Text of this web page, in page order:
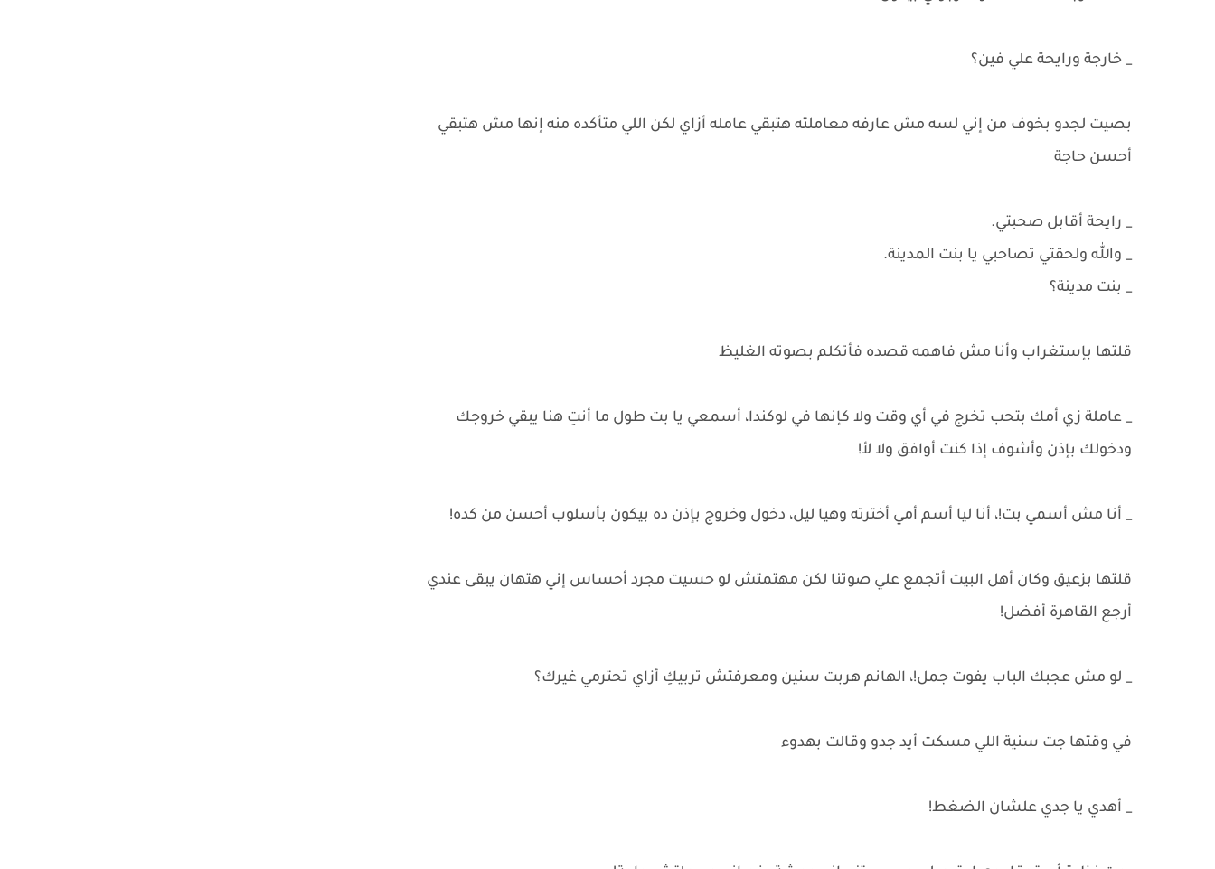
_ خارجة ورايحة علي فين؟
بصيت لجدو بخوف من إني لسه مش عارفه معاملته هتبقي عامله أزاي لكن اللي متأكده منه إنها مش هتبقي
أحسن حاجة
_ رايحة أقابل صحبتي.
_ والله ولحقتي تصاحبي يا بنت المدينة.
_ بنت مدينة؟
قلتها بإستغراب وأنا مش فاهمه قصده فأتكلم بصوته الغليظ
_ عاملة زي أمك بتحب تخرج في أي وقت ولا كإنها في لوكندا، أسمعي يا بت طول ما أنتِ هنا يبقي خروجك
ودخولك بإذن وأشوف إذا كنت أوافق ولا لأ!
_ أنا مش أسمي بت!، أنا ليا أسم أمي أخترته وهيا ليل، دخول وخروج بإذن ده بيكون بأسلوب أحسن من كده!
قلتها بزعيق وكان أهل البيت أتجمع علي صوتنا لكن مهتمتش لو حسيت مجرد أحساس إني هتهان يبقى عندي
أرجع القاهرة أفضل!
_ لو مش عجبك الباب يفوت جمل!، الهانم هربت سنين ومعرفتش تربيكِ أزاي تحترمي غيرك؟
في وقتها جت سنية اللي مسكت أيد جدو وقالت بهدوء
_ أهدي يا جدي علشان الضغط!